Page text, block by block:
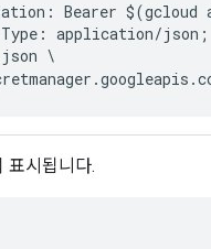
Bearer $(gcloud
application/
\
표시됩니다.